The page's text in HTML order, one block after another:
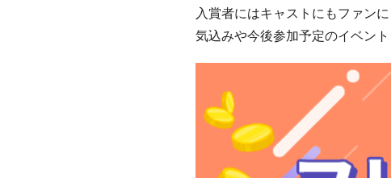
入賞者にはキャストにもファン
気込みや今後参加予定のイベン